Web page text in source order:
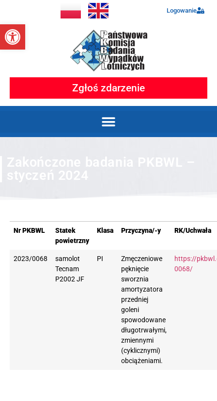
Otwórz pasek narzędzi
Logowanie
Zgłoś zdarzenie
Zakończone badania PKBWL –
Nr PKBWL
Statek
powietrzny
Klasa Przyczyna/-y RK/Uchwała
2023/0068
samolot
Tecnam
P2002 JF
PI
Zmęczeniowe
pęknięcie
sworznia
amortyzatora
przedniej
goleni
spowodowane
długotrwałymi,
zmiennymi
(cyklicznymi)
obciążeniami.
https://
0068/